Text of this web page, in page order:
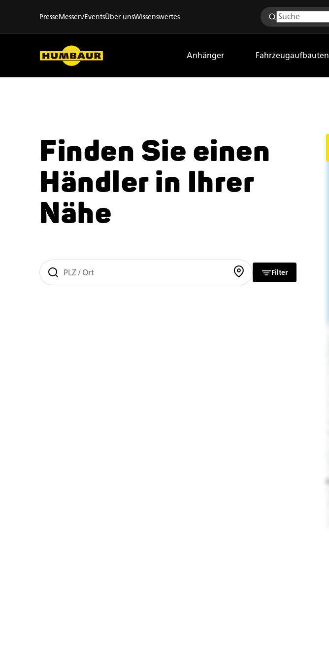
PresseMessen/EventsÜber unsWissenswertes
Anhänger Fahrzeugaufbauten
Finden Sie einen
Händler in Ihrer
Nähe
Filter